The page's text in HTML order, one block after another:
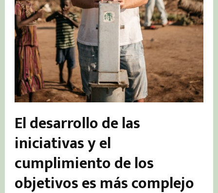
El desarrollo de las
iniciativas y el
cumplimiento de los
objetivos es más complejo